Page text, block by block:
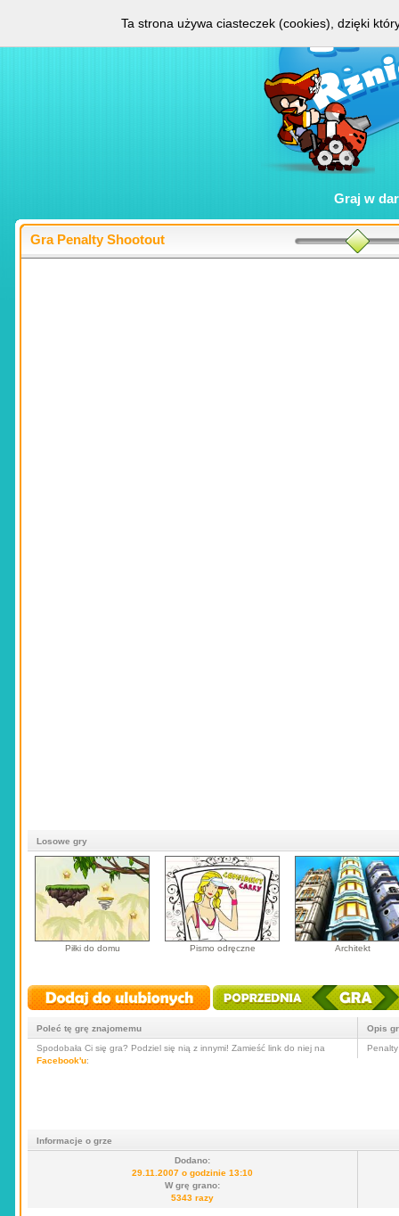
Graj w
Gra Penalty Shootout
Losowe gry
Piłki do domu Pismo odręczne Architekt
Poleć tę grę znajomemu
Spodobała Ci się gra? Podziel się nią z innymi! Zamieść link do niej na
Facebook'u:
Opis
Informacje o grze
Dodano:
29.11.2007 o godzinie 13:10
W grę grano:
5343 razy
Ta strona używa ciasteczek (cookies), dzięki